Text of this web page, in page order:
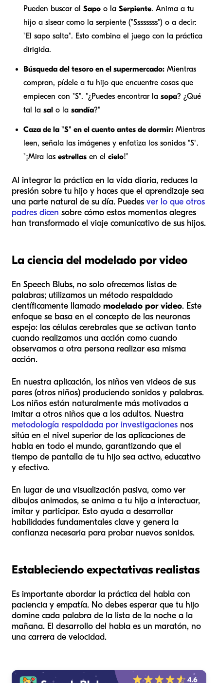
Pueden buscar al Sapo o la Serpiente. Anima a tu
hijo a sisear como la serpiente ("Ssssssss") o a decir:
"El sapo salta". Esto combina el juego con la práctica
dirigida.
Búsqueda del tesoro en el supermercado: Mientras
compran, pídele a tu hijo que encuentre cosas que
empiecen con "S". "¿Puedes encontrar la sopa? ¿Qué
tal la sal o la sandía?"
Caza de la "S" en el cuento antes de dormir: Mientras
leen, señala las imágenes y enfatiza los sonidos "S".
"¡Mira las estrellas en el cielo!"
Al integrar la práctica en la vida diaria, reduces la
presión sobre tu hijo y haces que el aprendizaje sea
una parte natural de su día. Puedes ver lo que otros
padres dicen sobre cómo estos momentos alegres
han transformado el viaje comunicativo de sus hijos.
La ciencia del modelado por video
En Speech Blubs, no solo ofrecemos listas de
palabras; utilizamos un método respaldado
científicamente llamado modelado por video. Este
enfoque se basa en el concepto de las neuronas
espejo: las células cerebrales que se activan tanto
cuando realizamos una acción como cuando
observamos a otra persona realizar esa misma
acción.
En nuestra aplicación, los niños ven videos de sus
pares (otros niños) produciendo sonidos y palabras.
Los niños están naturalmente más motivados a
imitar a otros niños que a los adultos. Nuestra
metodología respaldada por investigaciones nos
sitúa en el nivel superior de las aplicaciones de
habla en todo el mundo, garantizando que el
tiempo de pantalla de tu hijo sea activo, educativo
y efectivo.
En lugar de una visualización pasiva, como ver
dibujos animados, se anima a tu hijo a interactuar,
imitar y participar. Esto ayuda a desarrollar
habilidades fundamentales clave y genera la
confianza necesaria para probar nuevos sonidos.
Estableciendo expectativas realistas
Es importante abordar la práctica del habla con
paciencia y empatía. No debes esperar que tu hijo
domine cada palabra de la lista de la noche a la
mañana. El desarrollo del habla es un maratón, no
una carrera de velocidad.